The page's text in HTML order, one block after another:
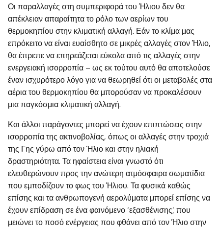
Οι παραλλαγές στη συμπεριφορά του Ήλιου δεν θα
απέκλειαν απαραίτητα το ρόλο των αερίων του
θερμοκηπίου στην κλιματική αλλαγή. Εάν το κλίμα μας
επρόκειτο να είναι ευαίσθητο σε μικρές αλλαγές στον Ήλιο,
θα έπρεπε να επηρεάζεται εύκολα από τις αλλαγές στην
ενεργειακή ισορροπία – ως εκ τούτου αυτό θα αποτελούσε
έναν ισχυρότερο λόγο για να θεωρηθεί ότι οι μεταβολές στα
αέρια του θερμοκηπίου θα μπορούσαν να προκαλέσουν
μια παγκόσμια κλιματική αλλαγή.
Και άλλοι παράγοντες μπορεί να έχουν επιπτώσεις στην
ισορροπία της ακτινοβολίας, όπως οι αλλαγές στην τροχιά
της Γης γύρω από τον Ήλιο και στην ηλιακή
δραστηριότητα. Τα ηφαίστεια είναι γνωστό ότι
ελευθερώνουν προς την ανώτερη ατμόσφαιρα σωματίδια
που εμποδίζουν το φως του Ήλιου. Τα φυσικά καθώς
επίσης και τα ανθρωπογενή αερολύματα μπορεί επίσης να
έχουν επίδραση σε ένα φαινόμενο ‘εξασθένισης’, που
μειώνει το ποσό ενέργειας που φθάνει από τον Ήλιο στην